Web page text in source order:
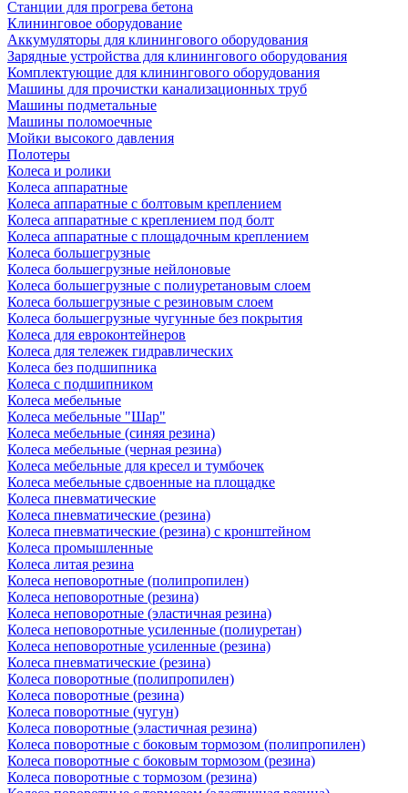
Станции для прогрева бетона
Клининговое оборудование
Аккумуляторы для клинингового оборудования
Зарядные устройства для клинингового оборудования
Комплектующие для клинингового оборудования
Машины для прочистки канализационных труб
Машины подметальные
Машины поломоечные
Мойки высокого давления
Полотеры
Колеса и ролики
Колеса аппаратные
Колеса аппаратные с болтовым креплением
Колеса аппаратные с креплением под болт
Колеса аппаратные с площадочным креплением
Колеса большегрузные
Колеса большегрузные нейлоновые
Колеса большегрузные с полиуретановым слоем
Колеса большегрузные с резиновым слоем
Колеса большегрузные чугунные без покрытия
Колеса для евроконтейнеров
Колеса для тележек гидравлических
Колеса без подшипника
Колеса с подшипником
Колеса мебельные
Колеса мебельные "Шар"
Колеса мебельные (синяя резина)
Колеса мебельные (черная резина)
Колеса мебельные для кресел и тумбочек
Колеса мебельные сдвоенные на площадке
Колеса пневматические
Колеса пневматические (резина)
Колеса пневматические (резина) с кронштейном
Колеса промышленные
Колеса литая резина
Колеса неповоротные (полипропилен)
Колеса неповоротные (резина)
Колеса неповоротные (эластичная резина)
Колеса неповоротные усиленные (полиуретан)
Колеса неповоротные усиленные (резина)
Колеса пневматические (резина)
Колеса поворотные (полипропилен)
Колеса поворотные (резина)
Колеса поворотные (чугун)
Колеса поворотные (эластичная резина)
Колеса поворотные c боковым тормозом (полипропилен)
Колеса поворотные c боковым тормозом (резина)
Колеса поворотные c тормозом (резина)